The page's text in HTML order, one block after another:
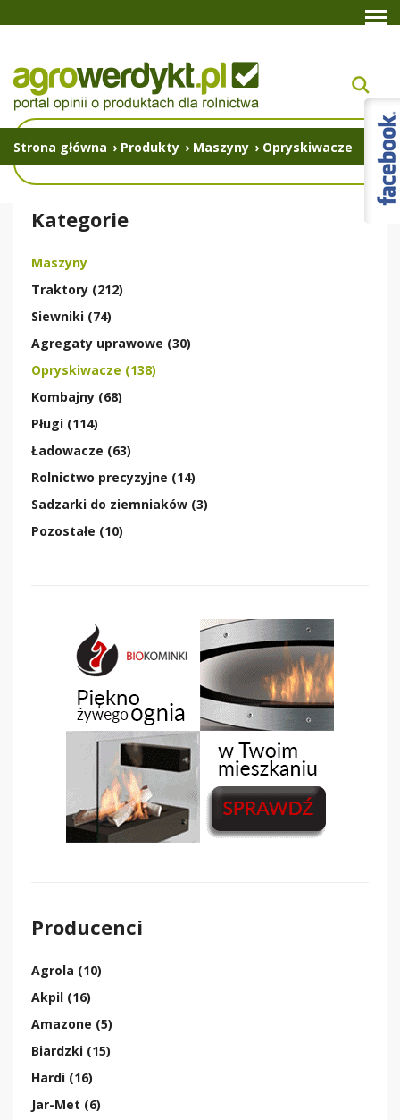
Strona główna › Produkty › Maszyny › Opryskiwacze
Kategorie
Maszyny
Traktory (212)
Siewniki (74)
Agregaty uprawowe (30)
Opryskiwacze (138)
Kombajny (68)
Pługi (114)
Ładowacze (63)
Rolnictwo precyzyjne (14)
Sadzarki do ziemniaków (3)
Pozostałe (10)
Producenci
Agrola (10)
Akpil (16)
Amazone (5)
Biardzki (15)
Hardi (16)
Jar-Met (6)